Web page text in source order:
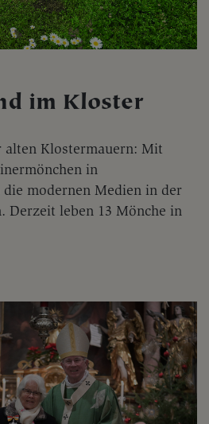
im Kloster
alten Klostermauern: Mit
in
modernen Medien in der
Derzeit leben 13 Mönche in